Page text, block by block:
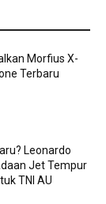
Morfius X-
Terbaru
Leonardo
Jet Tempur
TNI AU